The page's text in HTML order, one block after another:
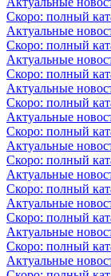
Скоро: полный
Актуальные
Скоро: полный
Актуальные
Скоро: полный
Актуальные
Скоро: полный
Актуальные
Скоро: полный
Актуальные
Скоро: полный
Актуальные
Скоро: полный
Актуальные
Скоро: полный
Актуальные
Скоро: полный
Актуальные